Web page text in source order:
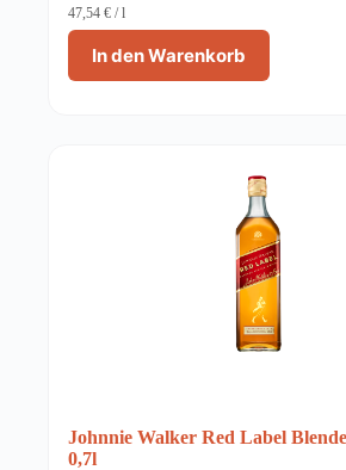
In den Warenkorb
47,54 € /l
Johnnie Walker Red Label
0,7l